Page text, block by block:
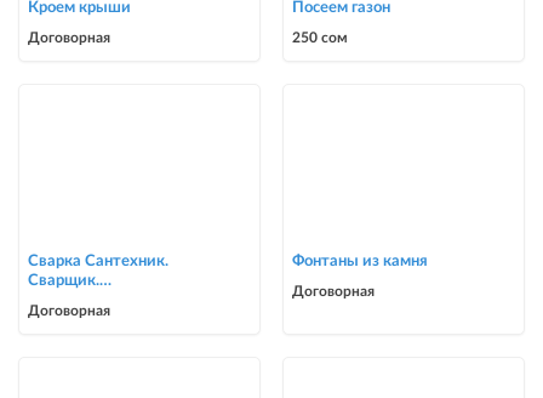
Кроем крыши
Договорная
Посеем газон
250 сом
Сварка Сантехник.
Сварщик.
сварочные работы в Биш
Договорная
Фонтаны из камня
Договорная